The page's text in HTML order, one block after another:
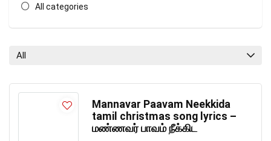
All categories
All
Mannavar Paavam Neekkida
tamil christmas song lyrics –
மண்ணவர் பாவம் நீக்கிட